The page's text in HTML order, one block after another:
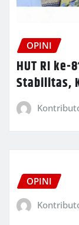
OPINI
HUT RI ke-
Stabilitas,
OPINI